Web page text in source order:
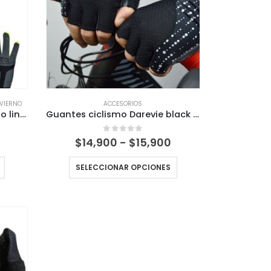
Guantes Deportivos ciclismo linea fluor Touch micocropolar
ACCESORIOS
Guantes ciclismo Darevie black Reflectante
0out of 5
$14,900 - $15,900Rango
de
desde
SELECCIONAR OPCIONES